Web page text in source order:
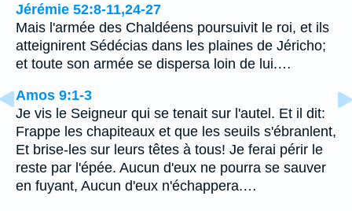
Jérémie 52:8-11,24-27
Mais l'armée des Chaldéens poursuivit le roi, et ils
atteignirent Sédécias dans les plaines de Jéricho;
et toute son armée se dispersa loin de lui.…
Amos 9:1-3
Je vis le Seigneur qui se tenait sur l'autel. Et il dit:
Frappe les chapiteaux et que les seuils s'ébranlent,
Et brise-les sur leurs têtes à tous! Je ferai périr le
reste par l'épée. Aucun d'eux ne pourra se sauver
en fuyant, Aucun d'eux n'échappera.…